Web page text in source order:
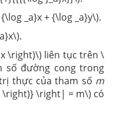
_a}x + {\log _a}y\).
\right)\) liên tục trên \
số đường cong trong
thực của tham số m
\right| = m\) có